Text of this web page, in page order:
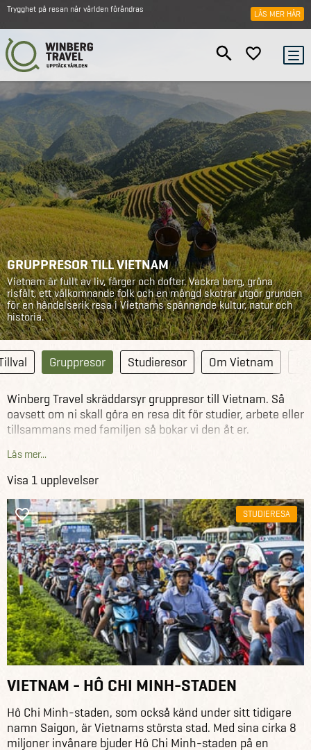
Trygghet på resan när världen förändras LÄS MER HÄR
GRUPPRESOR TILL VIETNAM
Vietnam är fullt av liv, färger och dofter. Vackra berg, gröna
risfält, ett välkomnande folk och en mängd skotrar utgör grunden
för en händelserik resa i Vietnams spännande kultur, natur och
historia.
Gruppresor Studieresor Om Vietnam
Winberg Travel skräddarsyr gruppresor till Vietnam. Så
oavsett om ni skall göra en resa dit för studier, arbete eller
tillsammans med familjen så bokar vi den åt er.
Se ett urval av våra gruppresor till Vietnam här nedan.
Se alla gruppresor till hela världen här
Läs mer...
Visa 1 upplevelser
STUDIERESA
VIETNAM - HÔ CHI MINH-STADEN
Hô Chi Minh-staden, som också känd under sitt tidigare
namn Saigon, är Vietnams största stad. Med sina cirka 8
miljoner invånare bjuder Hô Chi Minh-staden på en